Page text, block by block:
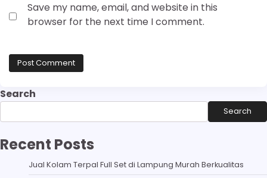
Save my name, email, and website in this
browser for the next time I comment.
Search
Search
Recent Posts
Jual Kolam Terpal Full Set di Lampung Murah Berkualitas